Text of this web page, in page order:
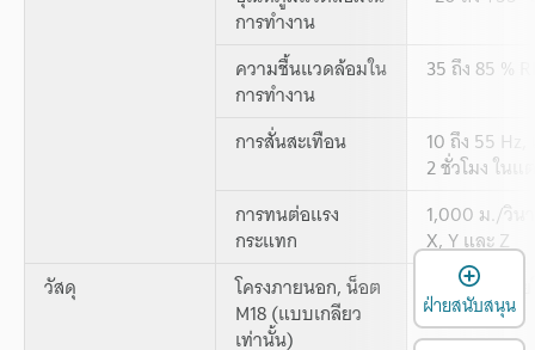
การทำงาน
ความชื้นแวดล้อมใน
การทำงาน
35 ถึง 85 %
การสั่นสะเทือน 10 ถึง 55
2 ชั่วโมง ใน
การทนต่อแรง
กระแทก
1,000 ม./วิน
X, Y และ Z
วัสดุ
โครงภายนอก, น็อต
M18 (แบบเกลียว
เท่านั้น)
PBT เสริมด้
ฝ่ายสนับสนุน